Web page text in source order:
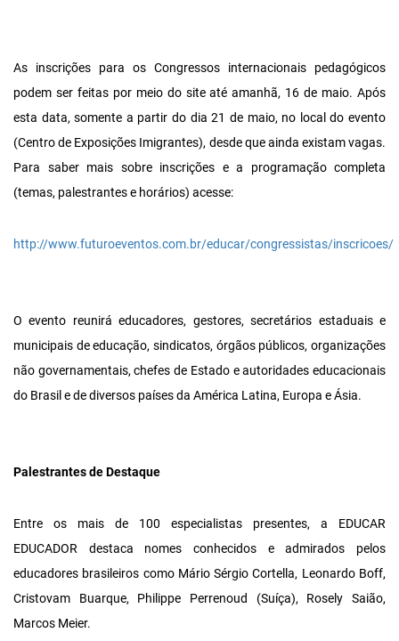
As inscrições para os Congressos internacionais pedagógicos
podem ser feitas por meio do site até amanhã, 16 de maio. Após
esta data, somente a partir do dia 21 de maio, no local do evento
(Centro de Exposições Imigrantes), desde que ainda existam vagas.
Para saber mais sobre inscrições e a programação completa
(temas, palestrantes e horários) acesse:
http://www.futuroeventos.com.br/educar/congressistas/inscricoes/
O evento reunirá educadores, gestores, secretários estaduais e
municipais de educação, sindicatos, órgãos públicos, organizações
não governamentais, chefes de Estado e autoridades educacionais
do Brasil e de diversos países da América Latina, Europa e Ásia.
Palestrantes de Destaque
Entre os mais de 100 especialistas presentes, a EDUCAR
EDUCADOR destaca nomes conhecidos e admirados pelos
educadores brasileiros como Mário Sérgio Cortella, Leonardo Boff,
Cristovam Buarque, Philippe Perrenoud (Suíça), Rosely Saião,
Marcos Meier.